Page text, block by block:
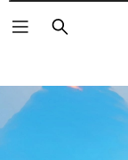
Vyhledat